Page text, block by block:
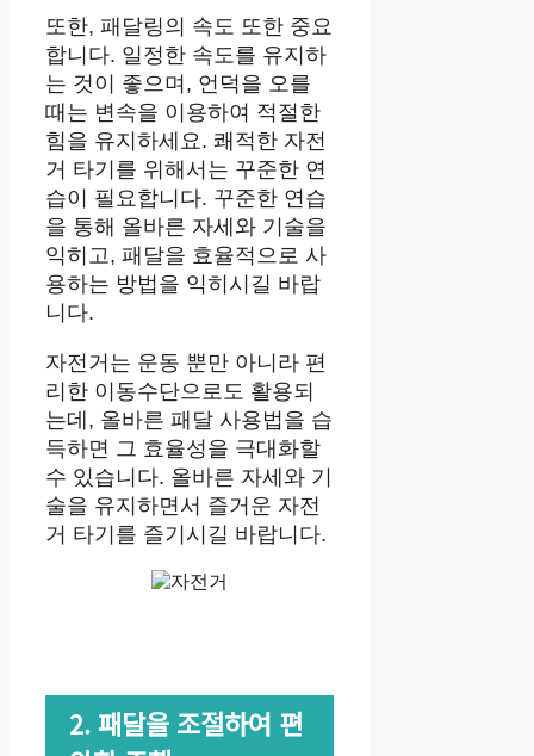
또한, 패달링의 속도 또한 중요
합니다. 일정한 속도를 유지하
는 것이 좋으며, 언덕을 오를
때는 변속을 이용하여 적절한
힘을 유지하세요. 쾌적한 자전
거 타기를 위해서는 꾸준한 연
습이 필요합니다. 꾸준한 연습
을 통해 올바른 자세와 기술을
익히고, 패달을 효율적으로 사
용하는 방법을 익히시길 바랍
니다.
자전거는 운동 뿐만 아니라 편
리한 이동수단으로도 활용되
는데, 올바른 패달 사용법을 습
득하면 그 효율성을 극대화할
수 있습니다. 올바른 자세와 기
술을 유지하면서 즐거운 자전
거 타기를 즐기시길 바랍니다.
2. 패달을 조절하여 편